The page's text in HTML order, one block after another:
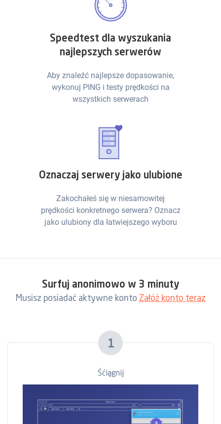
Speedtest dla wyszukania
najlepszych serwerów
Aby znaleźć najlepsze dopasowanie,
wykonuj PING i testy prędkości na
wszystkich serwerach
Oznaczaj serwery jako ulubione
Zakochałeś się w niesamowitej
prędkości konkretnego serwera? Oznacz
jako ulubiony dla łatwiejszego wyboru
Surfuj anonimowo w 3 minuty
Musisz posiadać aktywne konto Załóż konto teraz
1
Śćiągnij